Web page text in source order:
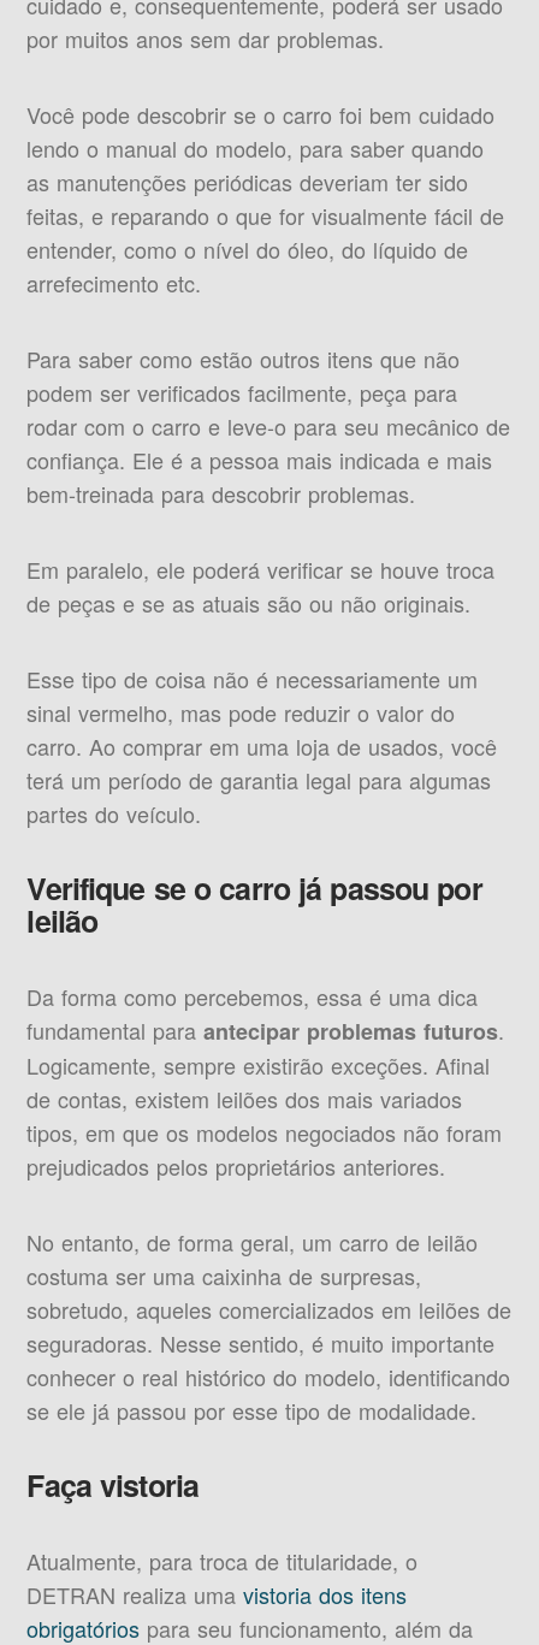
por muitos anos sem dar problemas.
Você pode descobrir se o carro foi bem cuidado
lendo o manual do modelo, para saber quando
as manutenções periódicas deveriam ter sido
feitas, e reparando o que for visualmente fácil de
entender, como o nível do óleo, do líquido de
arrefecimento etc.
Para saber como estão outros itens que não
podem ser verificados facilmente, peça para
rodar com o carro e leve-o para seu mecânico de
confiança. Ele é a pessoa mais indicada e mais
bem-treinada para descobrir problemas.
Em paralelo, ele poderá verificar se houve troca
de peças e se as atuais são ou não originais.
Esse tipo de coisa não é necessariamente um
sinal vermelho, mas pode reduzir o valor do
carro. Ao comprar em uma loja de usados, você
terá um período de garantia legal para algumas
partes do veículo.
Verifique se o carro já passou por
leilão
Da forma como percebemos, essa é uma dica
fundamental paraantecipar problemas futuros.
Logicamente, sempre existirão exceções. Afinal
de contas, existem leilões dos mais variados
tipos, em que os modelos negociados não foram
prejudicados pelos proprietários anteriores.
No entanto, de forma geral, um carro de leilão
costuma ser uma caixinha de surpresas,
sobretudo, aqueles comercializados em leilões de
seguradoras. Nesse sentido, é muito importante
conhecer o real histórico do modelo, identificando
se ele já passou por esse tipo de modalidade.
Faça vistoria
Atualmente, para troca de titularidade, o
DETRAN realiza umavistoria dos itens
obrigatórios para seu funcionamento, além da